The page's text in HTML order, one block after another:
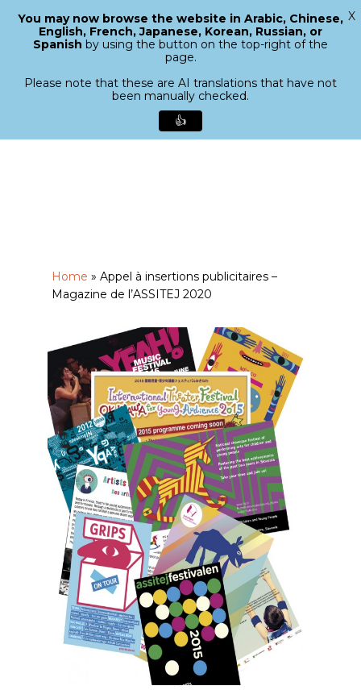
search
Menu
Home » Appel à insertions publicitaires –
Magazine de l’ASSITEJ 2020
Close
You may now browse the website in Arabic, Chinese,
English, French, Japanese, Korean, Russian, or
Spanish by using the button on the top-right of the
page.
Please note that these are AI translations that have not
been manually checked.
👍
X